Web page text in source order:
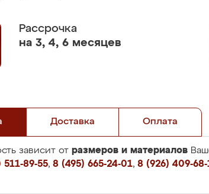
Рассрочка
на 3, 4, 6 месяцев
Доставка Оплата
зависит от размеров и материалов
89-55, 8 (495) 665-24-01, 8 (926) 409-68-